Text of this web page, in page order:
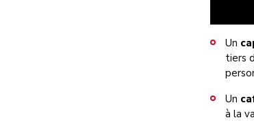
Un
tiers
Un
à la